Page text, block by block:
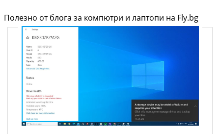
Полезно от блога за компютри и лаптопи на Fly.bg